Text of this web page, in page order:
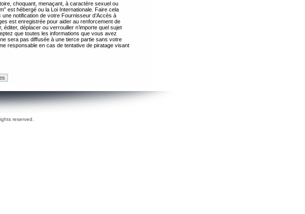
choquant, menaçant, à caractère sexuel ou
est hébergé ou la Loi Internationale. Faire cela
notification de votre Fournisseur d’Accès à
est enregistrée pour aider au renforcement de
déplacer ou verrouiller n’importe quel sujet
que toutes les informations que vous avez
sera pas diffusée à une tierce partie sans votre
responsable en cas de tentative de piratage visant
reserved.